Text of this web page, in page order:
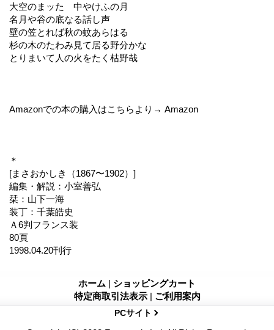
大空のまッたゞ中やけふの月
名月や谷の底なる話し声
壁の笠とれば秋の蚊あらはるゝ
杉の木のたわみ見て居る野分かな
とりまいて人の火をたく枯野哉
Amazonでの本の購入はこちらより→ Amazon
＊
[まさおかしき（1867〜1902）]
編集・解説：小室善弘
栞：山下一海
装丁：千葉皓史
Ａ6判フランス装
80頁
1998.04.20刊行
ホーム | ショッピングカート
特定商取引法表示 | ご利用案内
PCサイト